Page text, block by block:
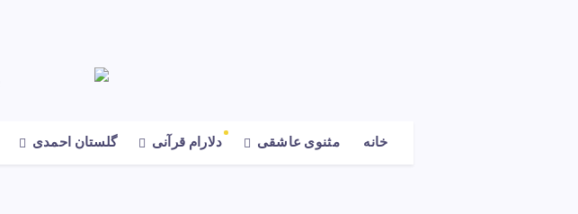
خانه مثنوی عاشقی دلارام قرآنی گلستان احمدی